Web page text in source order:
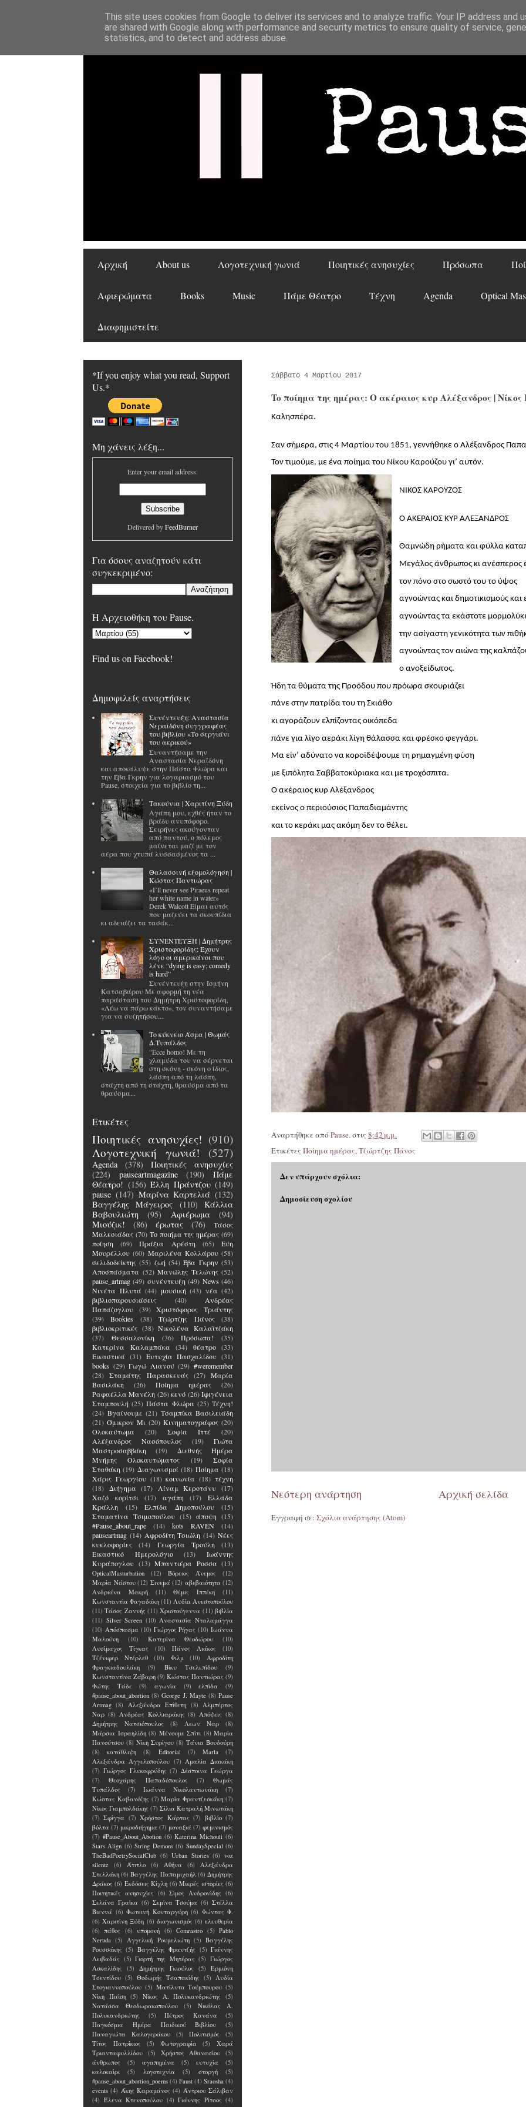
Αρχική About us Λογοτεχνική γωνιά Ποιητικές ανησυχίες Πρόσωπα
Αφιερώματα Books Music Πάμε Θέατρο Τέχνη Agenda Optical
Διαφημιστείτε
Σάββατο 4 Μαρτίου 2017
To ποίημα της ημέρας: Ο ακέραιος κυρ Αλέξανδρος | Νίκος
Καλησπέρα.
Σαν σήμερα, στις 4 Μαρτίου του 1851, γεννήθηκε ο Αλέξανδρος
Τον τιμούμε, με ένα ποίημα του Νίκου Καρούζου γι’ αυτόν.
ΝΙΚΟΣ ΚΑΡΟΥΖΟΣ
Ο ΑΚΕΡΑΙΟΣ ΚΥΡ ΑΛΕΞΑΝΔΡΟΣ
Θαμνώδη ρήματα και φύλλα
Μεγάλος άνθρωπος κι ανέσπερος
τον πόνο στο σωστό του το ύψος
αγνοώντας και δημοτικισμούς και
αγνοώντας τα εκάστοτε
την ασίγαστη γενικότητα των
αγνοώντας τον αιώνα της
ο ανοξείδωτος.
Ήδη τα θύματα της Προόδου που πρόωρα σκουριάζει
πάνε στην πατρίδα του τη Σκιάθο
κι αγοράζουν ελπίζοντας οικόπεδα
πάνε για λίγο αεράκι λίγη θάλασσα και φρέσκο φεγγάρι.
Μα είν’ αδύνατο να κοροϊδέψουμε τη ρημαγμένη φύση
με ξιπόλητα Σαββατοκύριακα και με τροχόσπιτα.
Ο ακέραιος κυρ Αλέξανδρος
εκείνος ο περιούσιος Παπαδιαμάντης
και το κεράκι μας ακόμη δεν το θέλει.
Αναρτήθηκε από Pause.στις 8:42 μ.μ.
Ετικέτες Ποίημα ημέρας,Τζώρτζης Πάνος
Δεν υπάρχουν σχόλια:
Δημοσίευση σχολίου
Νεότερη ανάρτηση Αρχική σελίδα
Εγγραφή σε: Σχόλια ανάρτησης (Atom)
*If you enjoy what you read, Support
Us.*
Μη χάνεις λέξη...
Enter your email address:
Delivered byFeedBurner
Για όσους αναζητούν κάτι
συγκεκριμένο:
H Αρχειοθήκη του Pause.
Find us on Facebook!
Δημοφιλείς αναρτήσεις
Συνέντευξη: Αναστασία
Νεραϊδόνη συγγραφέας
του βιβλίου «Το σεργιάνι
του αερικού»
Συναντήσαμε την
Αναστασία Νεραϊδόνη
και αποκάλυψε στην Πάστα Φλώρα και
την Έβα Γκρην για λογαριασμό του
Pause, στοιχεία για το βιβλίο τη...
Tακούνια | Χαριτίνη Ξύδη
Αγάπη μου, εχθές ήταν το
βράδυ ανυπόφορο.
Σειρήνες ακούγονταν
από παντού, ο πόλεμος
μαίνεται μαζί με τον
αέρα που χτυπά λυσσασμένος τα ...
Θαλασσινή εξομολόγηση |
Κώστας Παντιώρας
«I’ll never see Piraeus repeat
her white name in water»
Derek Walcott Είμαι αυτός
που μαζεύει τα σκουπίδια
κι αδειάζει τα τασάκ...
ΣΥΝΕΝΤΕΥΞΗ | Δημήτρης
Χριστοφορίδης: Έχουν
λόγο οι αμερικάνοι που
λένε “dying is easy; comedy
is hard”
Συνέντευξη στην Ισμήνη
Κατσαβάρου Με αφορμή τη νέα
παράσταση του Δημήτρη Χριστοφορίδη,
«Λέω να πάρω κάκτο», τον συναντήσαμε
για να συζητήσου...
Το κύκνειο Άσμα | Θωμάς
Δ.Τυπάλδος
"Ecce homo! Με τη
χλαμύδα του να σέρνεται
στη σκόνη - σκόνη ο ίδιος,
λάσπη από τη λάσπη,
στάχτη από τη στάχτη, θραύσμα από τα
θραύσμα...
Ετικέτες
Ποιητικές ανησυχίες! (910)
Λογοτεχνική γωνιά!
(527)
Agenda (378)
Ποιητικές ανησυχίες
(224)
pauseartmagazine (190)
Πάμε
Θέατρο! (156) Έλλη Πράντζου (149)
pause (147) Μαρίνα Καρτελιά (132)
Βαγγέλης Μάγειρος
(110)
Κάλλια
Βαβουλιώτη
(95) Αφιέρωμα
(94)
Μιούζικ!
(86) έρωτας (76)
Τάσος
Μαλεσιάδας (70) Το ποιήμα της ημέρας (69)
ποίηση
(69) Πράξια Αρέστη (65)
Εύη
Μουρέλλου (60) Μαριλένα Κολλάρου (58)
σελιδοδείκτης (55) ζωή (54) Έβα Γκρην (53)
Αποσπάσματα (52) Μανώλης Τελώνης (52)
pause_artmag (49) συνέντευξη (49) News (46)
Νινέτα Πλυτά (44) μουσική (43) νέα (42)
βιβλιοπαρουσιάσεις
(40)
Ανδρέας
Παπάζογλου
(39)
Χριστόφορος Τριάντης
(39)
Bookies (38) Τζώρτζης Πάνος
(38)
βιβλιοκριτικές (38) Νικολένα Καλαϊτζάκη
(37)
Θεσσαλονίκη (36) Πρόσωπα!
(35)
Κατερίνα Καλαμπάκα
(34) θέατρο (33)
Εικαστικά (31) Ευτυχία Πασχαλίδου (31)
books (29) Γωγώ Λιανού (29) #weremember
(28) Σταμάτης Παρασκευάς (27) Μαρία
Βασιλάκη
(26) Ποίημα ημέρας
(26)
Ραφαέλλα Μανέλη (26) κενό (26) Ιφιγένεια
Σταμπουλή (25) Πάστα Φλώρα (25) Τέχνη!
(24) Βγαίνουμε (21) Τσαμπίκα Βασιλειάδη
(21) Όμικρον Μι (20) Κινηματογράφος (20)
Ολοκαύτωμα
(20) Σοφία Ιττέ
(20)
Αλέξανδρος Νασόπουλος
(19)
Γιώτα
Μαστροσαββάκη
(19)
Διεθνής Ημέρα
Μνήμης Ολοκαυτώματος
(19)
Σοφία
Σταθάκη (19) Διαγωνισμοί (18) Ποίημα (18)
Χάρις Γεωργίου (18) κοινωνία (18) τέχνη
(18)
Διήγημα (17) Λίναμ Κεροτάνυ (17)
Χαζό κορίτσι
(17) αγάπη (17)
Ελλάδα
Κράλλη
(15) Ελπίδα Δημοπούλου
(15)
Σταματίνα Τσιμοπούλου (15) άποψη (15)
#Pause_about_rape
(14) kots RAVEN
(14)
pauseartmag (14) Αφροδίτη Τσιώλη (14) Νέες
κυκλοφορίες
(14) Γεωργία Τρούλη
(13)
Εικαστικό Ημερολόγιο
(13)
Ιωάννης
Κυράπογλου (13) Μπαντιέρα Ροσσα (13)
OpticalMasturbation (12) Βόρειος Άνεμος
(12)
Μαρία Νάστου (12) Σινεμά (12) αβεβαιότητα (12)
Ανδριάνα Μακρή
(11) Θέμις Ιππέκη
(11)
Κωνσταντία Φαγαδάκη (11) Λυδία Ανεστοπούλου
(11) Τάσος Ζαννής (11) Χριστούγεννα (11) βιβλία
(11) Silver Screen (10) Αναστασία Νταλαμάγγα
(10) Απόσπασμα (10) Γιώργος Ρήγας (10) Ιωάννα
Μαλούνη
(10) Κατερίνα Θεοδώρου
(10)
Λυσίμαχος Τίγκας
(10) Πάνος Λιάκος
(10)
Τζένιφερ Ντέρλεθ
(10) Φιλμ (10)
Αφροδίτη
Φραγκιαδουλάκη
(9) Βίκυ Τσελεπίδου
(9)
Κωνσταντίνα Ζάβαρη (9) Κώστας Παντιώρας (9)
Φώτης Τάδε
(9) αγωνία (9) ελπίδα
(9)
#pause_about_abortion (8) George J. Mayte (8) Pause
Artmag (8) Αλεξάνδρα Επίθετη (8) Αλμπέρτος
Ναρ (8) Ανδρέας Κολλιαράκης (8) Απόψεις (8)
Δημήτρης Νατσιόπουλος
(8) Λεων Ναρ
(8)
Μάρσια Ισραηλίδη (8) Μένουμε Σπίτι (8) Μαρία
Πανούτσου (8) Νίκη Συρίγου (8) Τάνια Βουδούρη
(8)
κατάθλιψη (8) Editorial (7) Marla
(7)
Αλεξάνδρα Αγγελοπούλου (7) Αμαλία Διακάκη
(7) Γιώργος Γλυκοφρύδης (7) Δέσποινα Γεώργα
(7)
Θεοχάρης Παπαδόπουλος (7)
Θωμάς
Τυπάλδος
(7) Ιωάννα Νικολαντωνάκη
(7)
Κώστας Καβανόζης (7) Μαρία Φραντζεσκάκη (7)
Νίκος Γιαμπολδάκης (7) Σίλια Κατραλή Μινωτάκη
(7) Σφίγγα (7) Χρήστος Κάρτας (7) βιβλίο (7)
βόλτα (7) μικροδιήγημα (7) μοναξιά (7) φεμινισμός
(7) #Pause_About_Abotion (6) Katerina Michouli (6)
Stars Align (6) String Demons (6) SundaySpecial (6)
TheBadPoetrySocialClub (6) Urban Stories (6) voz
silente
(6) Άτιτλο (6) Αθήνα (6)
Αλεξάνδρα
Στελλάκη (6) Βαγγέλης Παπαμιχαήλ (6) Δημήτρης
Δράκος (6) Εκδόσεις Κίχλη (6) Μικρές ιστορίες (6)
Ποιτητικές ανησυχίες (6) Σίμος Ανδρονίδης (6)
Σελάνα Γραίκα (6) Σεμίνα Τσούμα (6) Στέλλα
Βιεννά (6) Φωτεινή Κονταργύρη (6) Φώντας Φ.
(6) Χαριτίνη Ξύδη (6) διαγωνισμός (6) ελευθερία
(6)
πάθος (6) υπομονή (6) Comrastro (5) Pablo
Neruda (5) Αγγελική Ρουμελιώτη (5) Βαγγέλης
Ρουσσάκης (5) Βαγγέλης Φραντζής (5) Γιάννης
Λειβαδάς (5) Γιορτή της Μητέρας (5) Γιώργος
Ασκαλίδης
(5) Δημήτρης Γκιούλος (5)
Ερμιόνη
Τσεντίδου (5) Θοδωρής Τσαπακίδης (5) Λυδία
Στογιαννοπούλου (5) Ματίλντα Τούμπουρου (5)
Νίκη Παΐση (5) Νίκος Α. Πολυκανδριώτης
(5)
Νατάσσα Θεοδωρακοπούλου
(5)
Νικόλας Α.
Πολυκανδριώτης
(5) Πέτρος Κανάνα
(5)
Παγκόσμια Ημέρα Παιδικού Βιβλίου
(5)
Παναγιώτα Καλογεράκου
(5) Πολιτισμός
(5)
Τίτος Πατρίκιος
(5) Φωτογραφία (5)
Χαρά
Τριανταφυλλίδου
(5) Χρήστος Αθανασίου
(5)
άνθρωπος
(5) αγαπημένα (5) ευτυχία
(5)
καλοκαίρι
(5) λογοτεχνία (5) στοργή
(5)
#pause_about_abortion_poems (4) Faust (4) Sraosha (4)
events (4) Άκης Καραμάνος (4) Άντριου Σάλιβαν
(4) Έλενα Kτενοπούλου (4) Γιάννης Ρίτσος (4)
This site uses cookies from Google to deliver its services and to analyze traffic. Your IP address and
are shared with Google along with performance and security metrics to ensure quality of service,
statistics, and to detect and address abuse.